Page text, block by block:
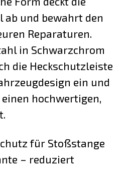
ab und bewahrt den
Reparaturen.
in Schwarzchrom
die Heckschutzleiste
ein und
hochwertigen,
für Stoßstange
– reduziert